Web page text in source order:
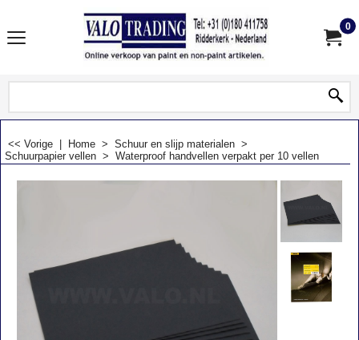
0
<< Vorige Home > Schuur en slijp materialen >
Schuurpapier vellen > Waterproof handvellen verpakt per 10 vellen